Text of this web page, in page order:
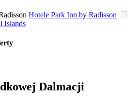
Hotele Park Inn by Radisson
Islands
Dalmacji